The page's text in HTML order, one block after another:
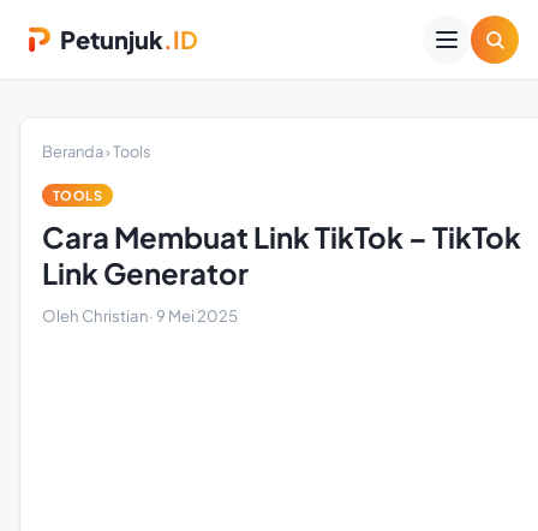
Petunjuk.ID
Beranda›Tools
TOOLS
Cara Membuat Link TikTok – TikTok
Link Generator
Oleh Christian·9 Mei 2025